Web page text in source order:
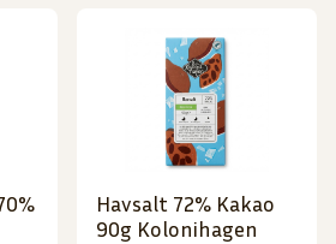
Havsalt 72% Kakao
90g Kolonihagen